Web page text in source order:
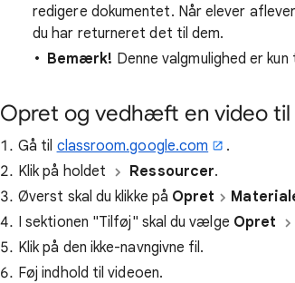
redigere dokumentet. Når elever
du har returneret det til dem.
Bemærk! Denne valgmulighed er
Opret og vedhæft en video til
Gå til classroom.google.com
.
Klik på holdet
Ressourcer.
Øverst skal du klikke på Opret
I sektionen "Tilføj" skal du vælge Opret
Klik på den ikke-navngivne fil.
Føj indhold til videoen.